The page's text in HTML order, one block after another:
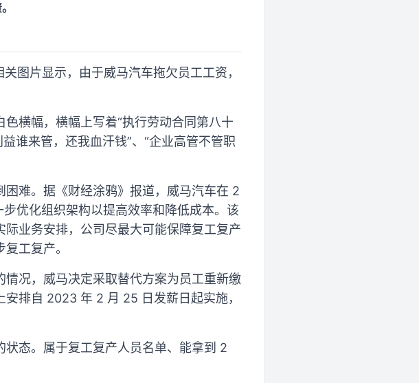
图片显示，由于威马汽车拖欠员工工资，
横幅，横幅上写着“执行劳动合同第八十
谁来管，还我血汗钱”、“企业高管不管职
难。据《财经涂鸦》报道，威马汽车在 2
优化组织架构以提高效率和降低成本。该
业务安排，公司尽最大可能保障复工复产
工复产。
况，威马决定采取替代方案为员工重新缴
排自 2023 年 2 月 25 日发薪日起实施，
态。属于复工复产人员名单、能拿到 2